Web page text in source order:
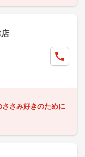
店
さみ好きのために